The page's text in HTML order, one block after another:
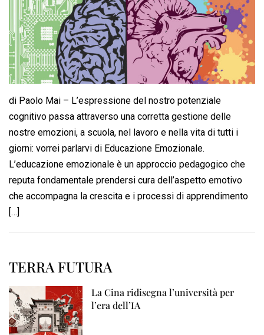
di Paolo Mai – L’espressione del nostro potenziale
cognitivo passa attraverso una corretta gestione delle
nostre emozioni, a scuola, nel lavoro e nella vita di tutti i
giorni: vorrei parlarvi di Educazione Emozionale.
L’educazione emozionale è un approccio pedagogico che
reputa fondamentale prendersi cura dell’aspetto emotivo
che accompagna la crescita e i processi di apprendimento
[…]
TERRA FUTURA
La Cina ridisegna l’università per
l’era dell’IA